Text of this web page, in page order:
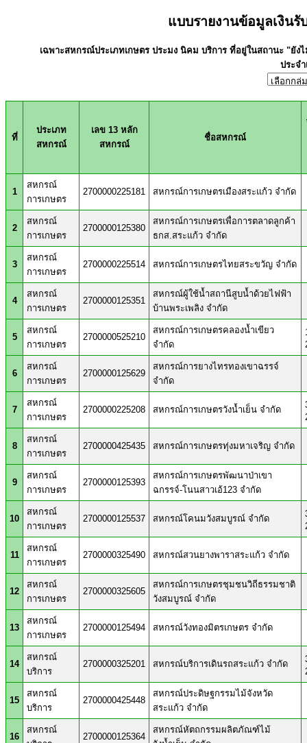
แบบรายงานข้อมูลเงิน
เฉพาะสหกรณ์ประเภทเกษตร ประมง นิคม บริการ ที่อยู่ในสถานะ "ยั
ประจ
ที่
ประเภท
สหกรณ์
เลข 13 หลัก
สหกรณ์
ชื่อสหกรณ์
1
สหกรณ์
การเกษตร
2700000225181 สหกรณ์การเกษตรเมืองสระแก้ว จำกัด
2
สหกรณ์
การเกษตร
2700000125380
สหกรณ์การเกษตรเพื่อการตลาดลูกค้า
ธกส.สระแก้ว จำกัด
3
สหกรณ์
การเกษตร
2700000225514 สหกรณ์การเกษตรไทยสระขวัญ จำกัด
4
สหกรณ์
การเกษตร
2700000125351
สหกรณ์ผู้ใช้น้ำสถานีสูบน้ำด้วยไฟฟ้า
บ้านพระเพลิง จำกัด
5
สหกรณ์
การเกษตร
2700000525210
สหกรณ์การเกษตรคลองน้ำเขียว
จำกัด
6
สหกรณ์
การเกษตร
2700000125629
สหกรณ์การยางไทรทองเขาฉรรจ์
จำกัด
7
สหกรณ์
การเกษตร
2700000225208 สหกรณ์การเกษตรวังน้ำเย็น จำกัด
8
สหกรณ์
การเกษตร
2700000425435 สหกรณ์การเกษตรทุ่งมหาเจริญ จำกัด
9
สหกรณ์
การเกษตร
2700000125393
สหกรณ์การเกษตรพัฒนาป่าเขา
ฉกรรจ์-โนนสาวเอ้123 จำกัด
10
สหกรณ์
การเกษตร
2700000125537 สหกรณ์โคนมวังสมบูรณ์ จำกัด
11
สหกรณ์
การเกษตร
2700000325490 สหกรณ์สวนยางพาราสระแก้ว จำกัด
12
สหกรณ์
การเกษตร
2700000325605
สหกรณ์การเกษตรชุมชนวิถีธรรมชาติ
วังสมบูรณ์ จำกัด
13
สหกรณ์
การเกษตร
2700000125494 สหกรณ์วังทองมิตรเกษตร จำกัด
14
สหกรณ์
บริการ
2700000325201 สหกรณ์บริการเดินรถสระแก้ว จำกัด
15
สหกรณ์
บริการ
2700000425448
สหกรณ์ประดิษฐกรรมไม้จังหวัด
สระแก้ว จำกัด
16
สหกรณ์
2700000125364
สหกรณ์หัตถกรรมผลิตภัณฑ์ไม้